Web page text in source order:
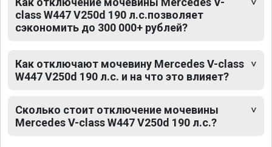
class W447 V250d 190 л.с.позволяет
сэкономить до 300 000+ рублей?
Как отключают мочевину Mercedes V-class
W447 V250d 190 л.с. и на что это влияет?
Сколько стоит отключение мочевины
Mercedes V-class W447 V250d 190 л.с.?